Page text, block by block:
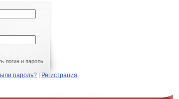
логин и пароль
пароль? | Регистрация